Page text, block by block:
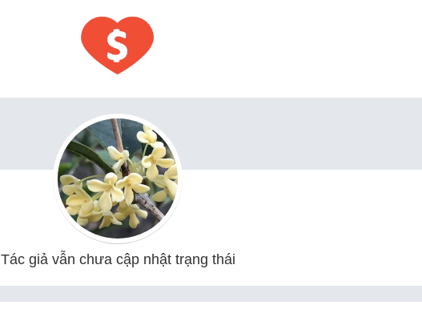
Tác giả vẫn chưa cập nhật trạng thái